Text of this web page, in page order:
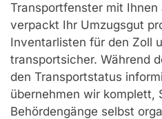
Transportfenster mit Ihnen
verpackt Ihr Umzugsgut
Inventarlisten für den Zoll
transportsicher. Während
den Transportstatus
übernehmen wir komplett,
Behördengänge selbst